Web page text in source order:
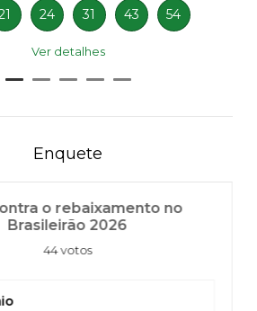
24 31 43 54
Ver detalhes
Enquete
o rebaixamento no
Brasileirão 2026
44 votos